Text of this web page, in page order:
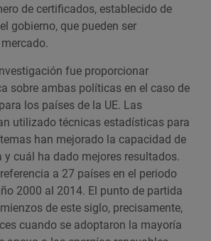
de certificados, establecido de
gobierno, que pueden ser
fue proporcionar
sobre ambas políticas en el caso de
los países de la UE. Las
utilizado técnicas estadísticas para
han mejorado la capacidad de
y cuál ha dado mejores resultados.
a 27 países en el periodo
2000 al 2014. El punto de partida
de este siglo, precisamente,
cuando se adoptaron la mayoría